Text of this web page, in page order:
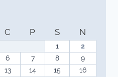
C P S N
1
2
6 7 8
9
13 14 15 16